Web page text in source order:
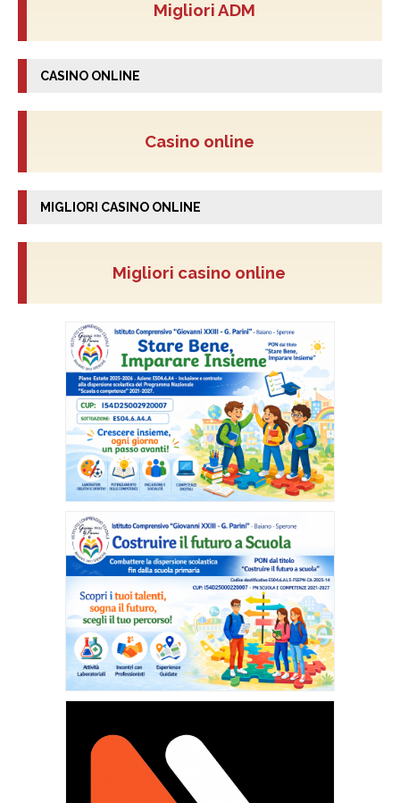
Migliori ADM
CASINO ONLINE
Casino online
MIGLIORI CASINO ONLINE
Migliori casino online